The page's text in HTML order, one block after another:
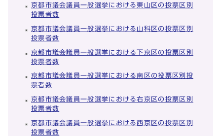
京都市議会議員一般選挙における東山区の投票区別
投票者数
京都市議会議員一般選挙における山科区の投票区別
投票者数
京都市議会議員一般選挙における下京区の投票区別
投票者数
京都市議会議員一般選挙における南区の投票区別投
票者数
京都市議会議員一般選挙における右京区の投票区別
投票者数
京都市議会議員一般選挙における西京区の投票区別
投票者数